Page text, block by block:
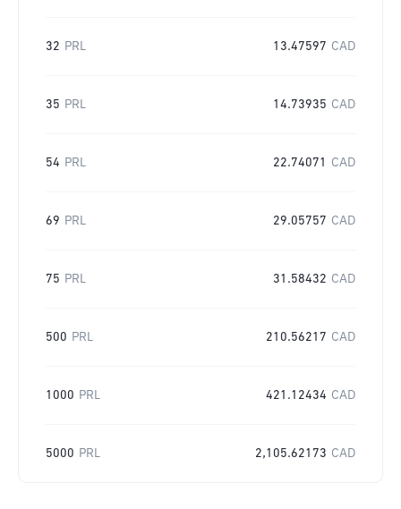
32 PRL 13.47597 CAD
35 PRL 14.73935 CAD
54 PRL 22.74071 CAD
69 PRL 29.05757 CAD
75 PRL 31.58432 CAD
500 PRL 210.56217 CAD
1000 PRL 421.12434 CAD
5000 PRL 2,105.62173 CAD